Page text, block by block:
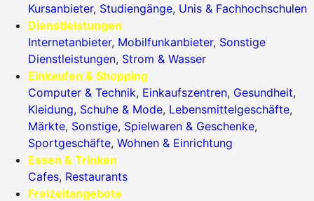
Kursanbieter, Studiengänge, Unis & Fachhochschulen
Dienstleistungen
Internetanbieter, Mobilfunkanbieter, Sonstige
Dienstleistungen, Strom & Wasser
Einkaufen & Shopping
Computer & Technik, Einkaufszentren, Gesundheit,
Kleidung, Schuhe & Mode, Lebensmittelgeschäfte,
Märkte, Sonstige, Spielwaren & Geschenke,
Sportgeschäfte, Wohnen & Einrichtung
Essen & Trinken
Cafes, Restaurants
Freizeitangebote